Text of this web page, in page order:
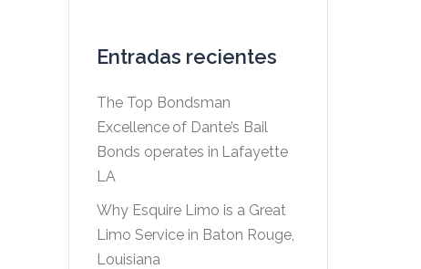
Entradas recientes
The Top Bondsman
Excellence of Dante’s Bail
Bonds operates in Lafayette
LA
Why Esquire Limo is a Great
Limo Service in Baton Rouge,
Louisiana